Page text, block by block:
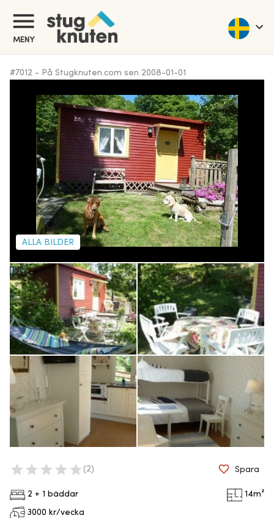
MENY
#7012 - På Stugknuten.com sen 2008-01-01
ALLA BILDER
2 + 1 bäddar 14m²
3000 kr/vecka
( 2 ) Spara